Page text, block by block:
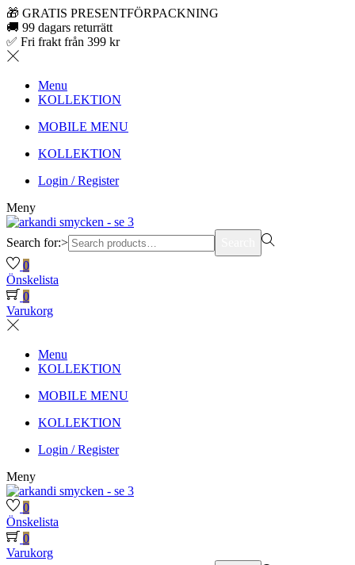
🎁 GRATIS PRESENTFÖRPACKNING
🚚 99 dagars returrätt
✅ Fri frakt från 399 kr
Menu
KOLLEKTION
MOBILE MENU
KOLLEKTION
Login / Register
Meny
Search for:>
0
Önskelista
0
Varukorg
Menu
KOLLEKTION
MOBILE MENU
KOLLEKTION
Login / Register
Meny
0
Önskelista
0
Varukorg